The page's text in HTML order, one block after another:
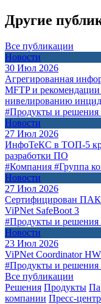
Другие
Все публикации
Новости
30 Июл 2026
Агрегированная
MFTP и
нивелированию
#Продукты и решения
Новости
27 Июл 2026
ИнфоТеКС в ТОП-5
разработки ПО
#Компания #Группа
Новости
27 Июл 2026
Сертифицирован
ViPNet SafeBoot 3
#Продукты и решения
Новости
23 Июл 2026
ViPNet Coordinator
#Продукты и решения
Все публикации
Решения Продукты
компании Пресс-центр